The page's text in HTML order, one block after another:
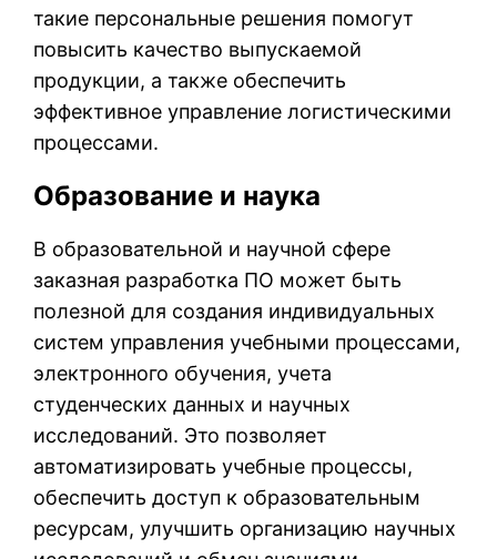
такие персональные решения помогут
повысить качество выпускаемой
продукции, а также обеспечить
эффективное управление логистическими
процессами.
Образование и наука
В образовательной и научной сфере
заказная разработка ПО может быть
полезной для создания индивидуальных
систем управления учебными процессами,
электронного обучения, учета
студенческих данных и научных
исследований. Это позволяет
автоматизировать учебные процессы,
обеспечить доступ к образовательным
ресурсам, улучшить организацию научных